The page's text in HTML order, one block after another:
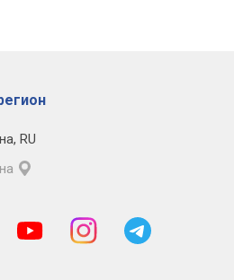
, RU